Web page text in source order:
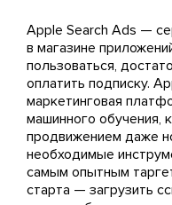
Apple Search Ads —
в магазине
пользоваться,
оплатить подписку.
маркетинговая
машинного обучения,
продвижением даже
необходимые
самым опытным
старта — загрузить